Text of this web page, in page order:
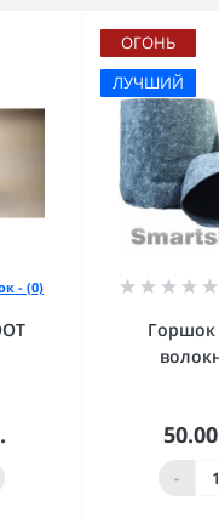
- (0)
ОГОНЬ
ЛУЧШИЙ
Горшок
- В